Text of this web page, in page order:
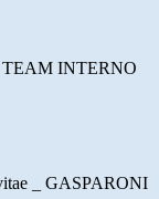
TEAM INTERNO
_ GASPARONI